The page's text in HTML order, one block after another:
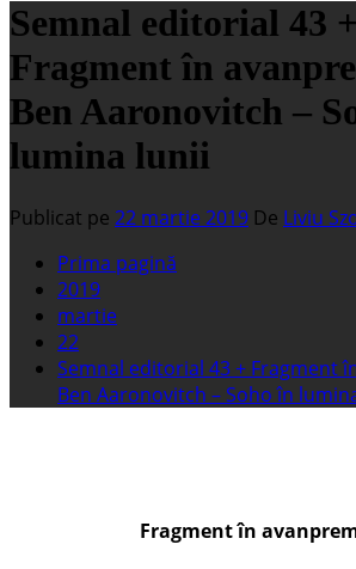
Semnal editorial 43 +
Fragment în
Ben Aaronovitch –
lumina lunii
Publicat pe 22 martie 2019 De Liviu
Prima pagină
2019
martie
22
Semnal editorial 43 + Fragment
Ben Aaronovitch – Soho în
Fragment în